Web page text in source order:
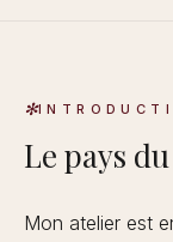
Le pays du
Mon atelier est